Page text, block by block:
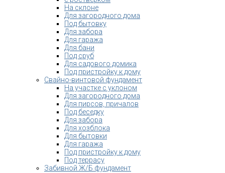
На склоне
Для загородного дома
Под бытовку
Для забора
Для гаража
Для бани
Под сруб
Для садового домика
Под пристройку к дому
Свайно-винтовой фундамент
На участке с уклоном
Для загородного дома
Для пирсов, причалов
Под беседку
Для забора
Для хозблока
Для бытовки
Для гаража
Под пристройку к дому
Под террасу
Забивной Ж/Б фундамент